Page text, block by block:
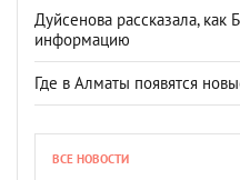
Дуйсенова рассказала, как
информацию
Где в Алматы появятся
ВСЕ НОВОСТИ